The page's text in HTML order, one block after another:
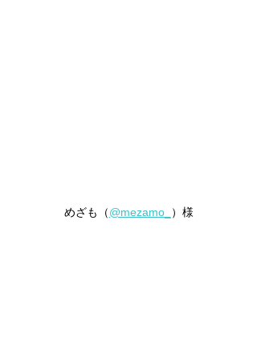
めざも（@mezamo_ ）様